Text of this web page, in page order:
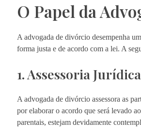
O Papel da
A advogada de divórcio desempenha
forma justa e de acordo com a lei. A
1. Assessoria
A advogada de divórcio assessora as
por elaborar o acordo que será levado
parentais, estejam devidamente